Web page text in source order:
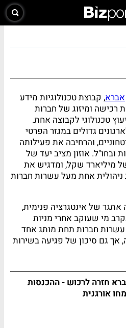
אברא, קבוצת טכנולוגיות מידע
ומיזוג של חברות
טכנולוגי לקבוצה אחת.
גדולים במגזר הפרטי
והרחיבה את פעילותה
ובחו"ל. אוזון מציב יעד של
מיליארד שקל, ומדגיש את
אחת מעל עשרות חברות
של אינטגרציה פנימית,
מי שעוקב אחרי מניות
עשרות חברות תחת מותג אחד
אך גם סיכון של פגיעה בשירות
חזרה לרכוש - ההכנסות
אורגנית